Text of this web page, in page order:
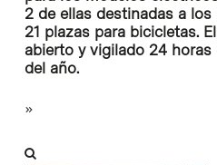
2 de ellas destinadas a
21 plazas para bicicletas.
abierto y vigilado 24
del año.
»